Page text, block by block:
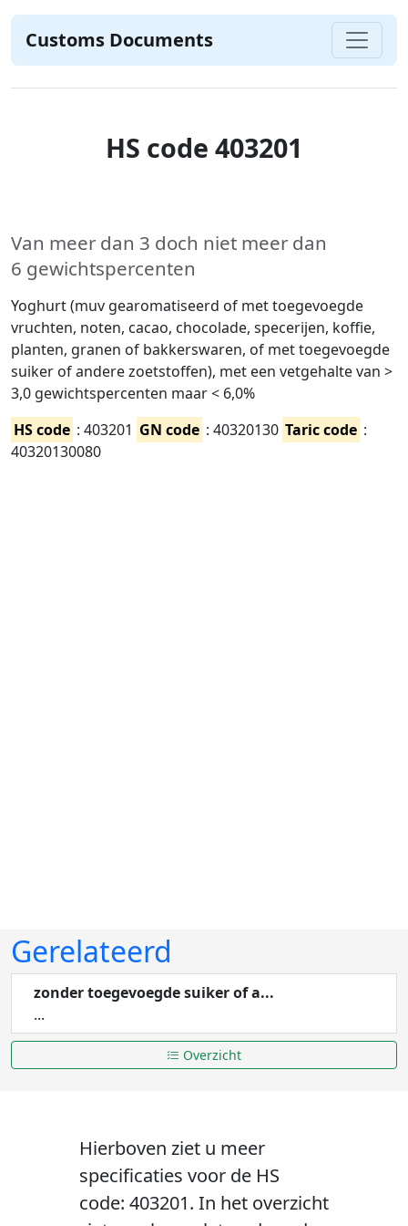
Customs Documents
HS code 403201
Van meer dan 3 doch niet meer dan
6 gewichtspercenten
Yoghurt (muv gearomatiseerd of met toegevoegde
vruchten, noten, cacao, chocolade, specerijen, koffie,
planten, granen of bakkerswaren, of met toegevoegde
suiker of andere zoetstoffen), met een vetgehalte van >
3,0 gewichtspercenten maar < 6,0%
HS code : 403201 GN code : 40320130 Taric code :
40320130080
Gerelateerd
zonder toegevoegde suiker of a...
...
Overzicht
Hierboven ziet u meer
specificaties voor de HS
code: 403201. In het overzicht